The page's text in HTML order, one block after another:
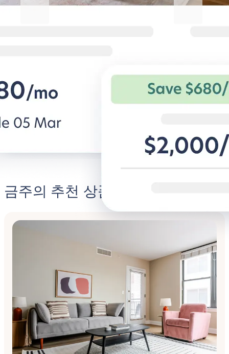
기업 출장자를 위한 유연한 조건과 편
안한 숙소.
비즈니스용 BG 알아보기
학생 전용 아파
과 특별 혜택.
금주의 추천 상품